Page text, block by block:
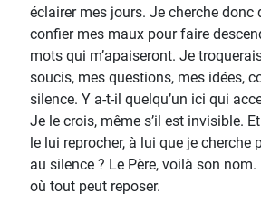
éclairer mes jours. Je cherche donc
confier mes maux pour faire
mots qui m’apaiseront. Je
soucis, mes questions, mes idées,
silence. Y a-t-il quelqu’un ici qui
Je le crois, même s’il est invisible.
le lui reprocher, à lui que je cherche
au silence ? Le Père, voilà son
où tout peut reposer.